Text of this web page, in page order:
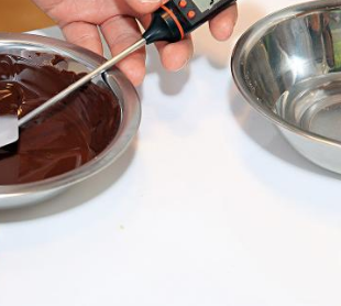
鬼靈精怪 威師
電腦廣場 星島頭條